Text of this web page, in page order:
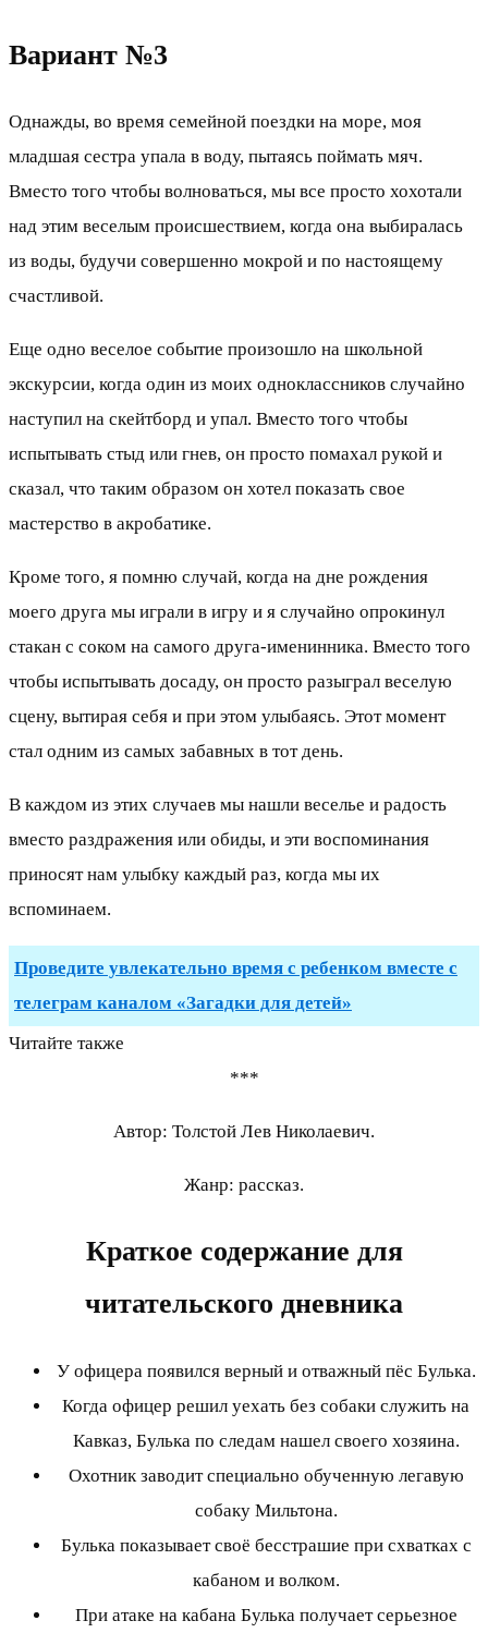
Вариант №3
Однажды, во время семейной поездки на море, моя
младшая сестра упала в воду, пытаясь поймать мяч.
Вместо того чтобы волноваться, мы все просто хохотали
над этим веселым происшествием, когда она выбиралась
из воды, будучи совершенно мокрой и по настоящему
счастливой.
Еще одно веселое событие произошло на школьной
экскурсии, когда один из моих одноклассников случайно
наступил на скейтборд и упал. Вместо того чтобы
испытывать стыд или гнев, он просто помахал рукой и
сказал, что таким образом он хотел показать свое
мастерство в акробатике.
Кроме того, я помню случай, когда на дне рождения
моего друга мы играли в игру и я случайно опрокинул
стакан с соком на самого друга-именинника. Вместо того
чтобы испытывать досаду, он просто разыграл веселую
сцену, вытирая себя и при этом улыбаясь. Этот момент
стал одним из самых забавных в тот день.
В каждом из этих случаев мы нашли веселье и радость
вместо раздражения или обиды, и эти воспоминания
приносят нам улыбку каждый раз, когда мы их
вспоминаем.
Проведите увлекательно время с ребенком вместе с
телеграм каналом «Загадки для детей»
Читайте также
***
Автор: Толстой Лев Николаевич.
Жанр: рассказ.
Краткое содержание для
читательского дневника
У офицера появился верный и отважный пёс Булька.
Когда офицер решил уехать без собаки служить на
Кавказ, Булька по следам нашел своего хозяина.
Охотник заводит специально обученную легавую
собаку Мильтона.
Булька показывает своё бесстрашие при схватках с
кабаном и волком.
При атаке на кабана Булька получает серьезное